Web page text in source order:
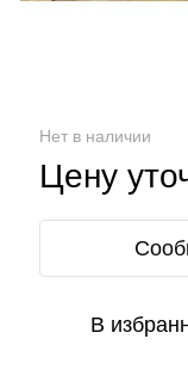
Нет в наличии
Цену
В